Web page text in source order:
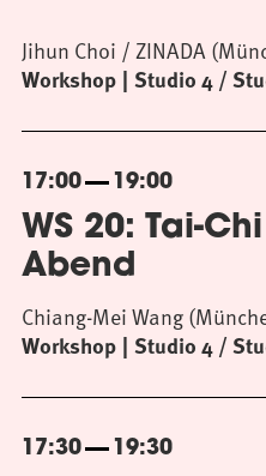
Workshop Studio 4 /
Jihun Choi / ZINADA
17:00 19:00
WS 20: Tai-
Abend
Workshop Studio 4 /
Chiang-Mei Wang
17:30 19:30